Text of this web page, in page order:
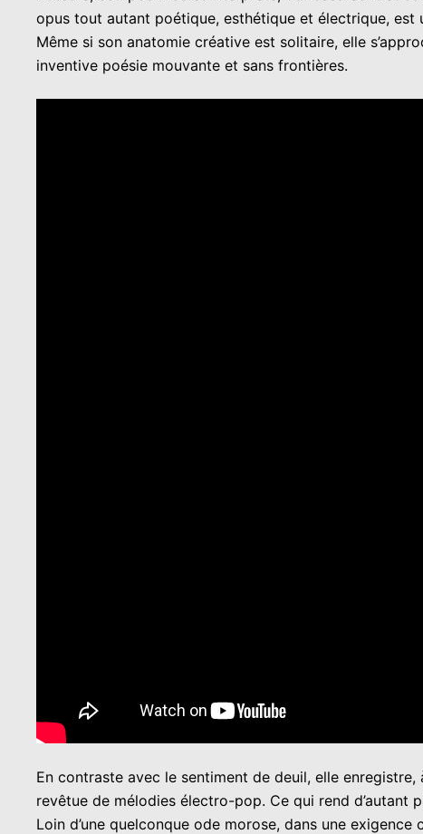
opus tout autant poétique, esthétique et électrique,
Même si son anatomie créative est solitaire, elle
inventive poésie mouvante et sans frontières.
En contraste avec le sentiment de deuil, elle
revêtue de mélodies électro-pop. Ce qui rend d’autant
Loin d’une quelconque ode morose, dans une